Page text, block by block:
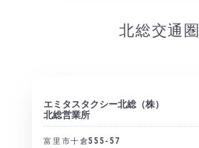
北総交通圏
エミタスタクシー北総（株）
北総営業所
富里市十倉555-57